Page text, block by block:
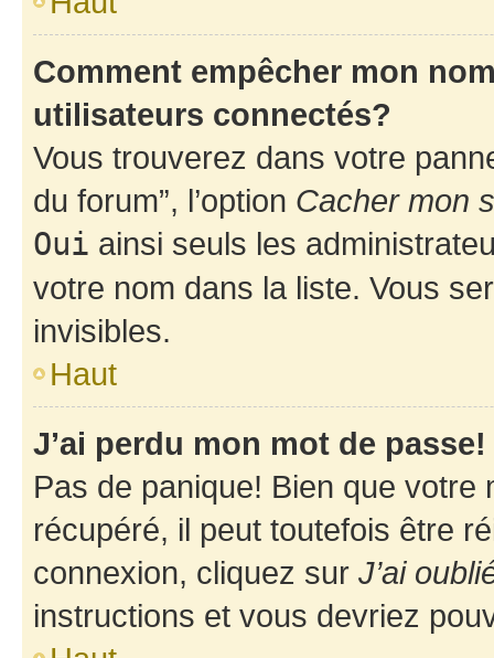
Comment empêcher mon
utilisateurs connectés?
Vous trouverez dans votre
du forum”, l’option Cacher mon
Oui ainsi seuls les
votre nom dans la liste. Vous
invisibles.
Haut
J’ai perdu mon mot de passe!
Pas de panique! Bien que
récupéré, il peut toutefois être
connexion, cliquez sur J’ai
instructions et vous devriez